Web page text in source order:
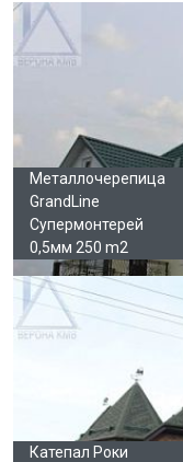
Галерея
Металлочерепица
GrandLine
Супермонтерей
0,5мм 250 m2
Катепал Роки